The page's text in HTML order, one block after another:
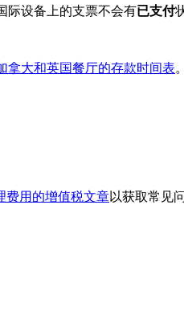
际设备上的支票不会有已支付
拿大和英国餐厅的存款时间表。
费用的增值税文章以获取常见